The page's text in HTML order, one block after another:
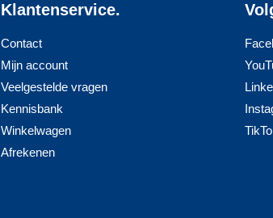
Klantenservice.
Contact
Mijn account
Veelgestelde vragen
Kennisbank
Winkelwagen
Afrekenen